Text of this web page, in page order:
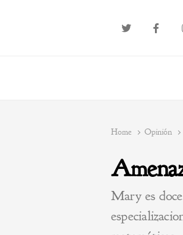
Home Opinión
Mary es